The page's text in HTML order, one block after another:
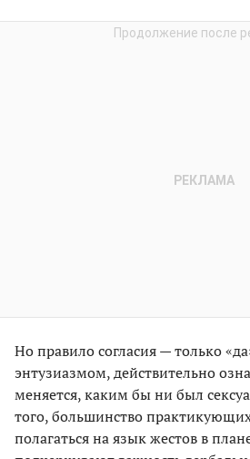
Но правило согласия — только
энтузиазмом, действительно
меняется, каким бы ни был
того, большинство
полагаться на язык жестов в